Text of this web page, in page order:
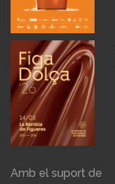
Amb el suport de